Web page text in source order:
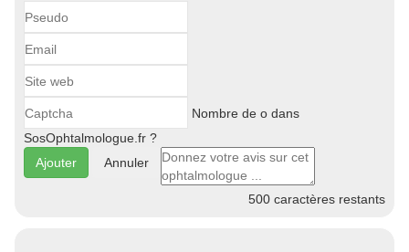
Nombre de o dans
SosOphtalmologue.fr ?
Annuler
500 caractères restants